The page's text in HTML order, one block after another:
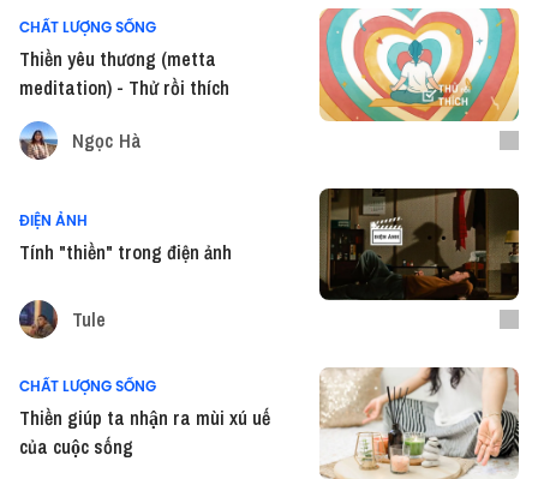
CHẤT LƯỢNG SỐNG
Thiền yêu thương (metta
meditation) - Thử rồi thích
Ngọc Hà
ĐIỆN ẢNH
Tính "thiền" trong điện ảnh
Tule
CHẤT LƯỢNG SỐNG
Thiền giúp ta nhận ra mùi xú uế
của cuộc sống